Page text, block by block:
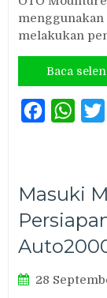
melakukan
Baca
Facebook
Masuki
28